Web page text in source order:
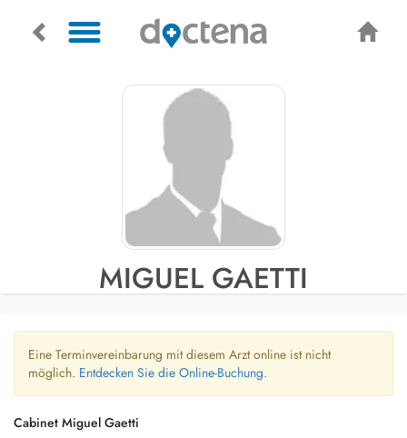
MIGUEL GAETTI
Eine Terminvereinbarung mit diesem Arzt online ist nicht
möglich. Entdecken Sie die Online-Buchung.
Cabinet Miguel Gaetti